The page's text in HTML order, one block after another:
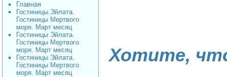
Главная
Гостиницы.Эйлата.
Гостиницы Мертвого
моря. Март месяц
Гостиницы Эйлата.
Гостиницы Мертвого
моря. Март месяц
Гостиницы Эйлата.
Гостиницы Мертвого
моря. Март месяц
Хотите,